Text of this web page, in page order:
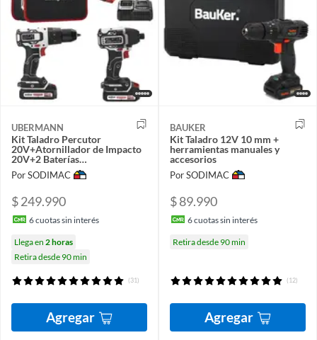
UBERMANN
Kit Taladro Percutor
20V+Atornillador de Impacto
20V+2 Baterías
2AH+Cargador+25 Acc
Por SODIMAC
$ 249.990
6cuotas sin interés
Llega en 2 horas
Retira desde 90 min
(31)
Agregar
BAUKER
Kit Taladro 12V 10 mm +
herramientas manuales y
accesorios
Por SODIMAC
$ 89.990
6cuotas sin interés
Retira desde 90 min
(12)
Agregar